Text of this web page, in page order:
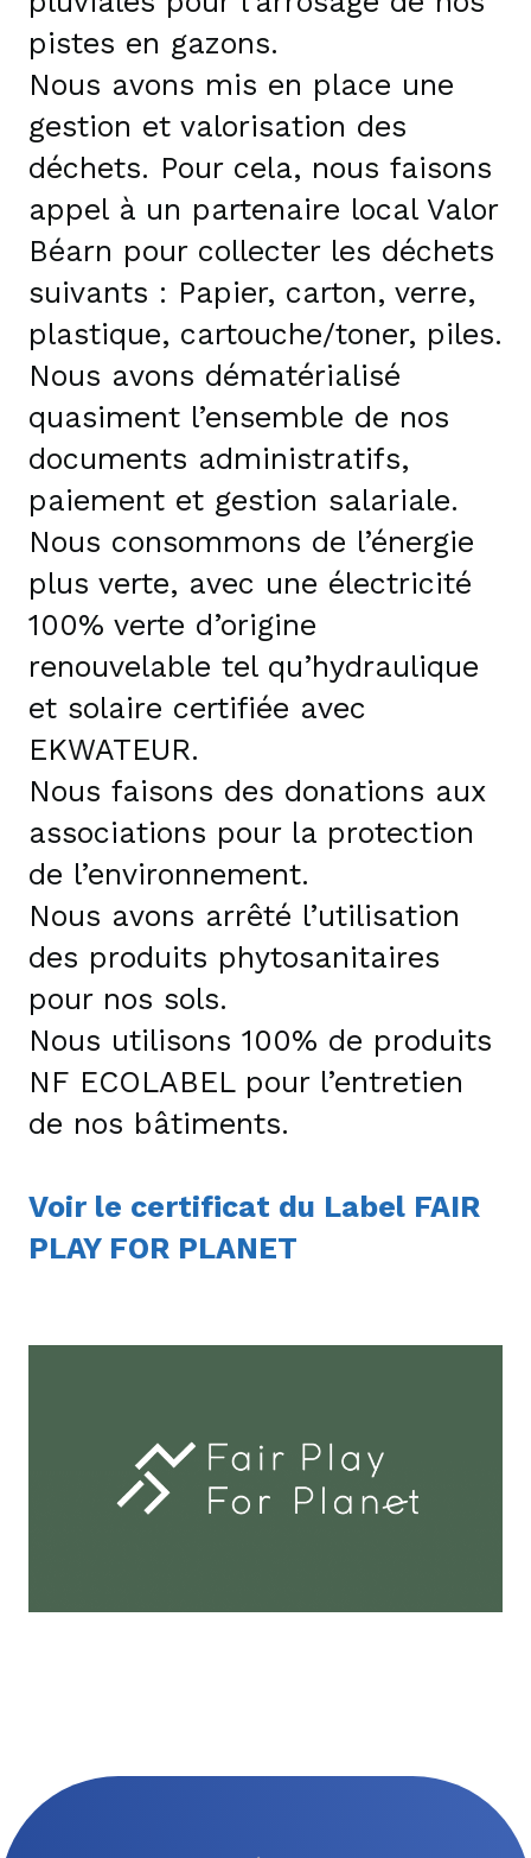
pistes en gazons.
Nous avons mis en place une
gestion et valorisation des
déchets. Pour cela, nous faisons
appel à un partenaire local Valor
Béarn pour collecter les déchets
suivants : Papier, carton, verre,
plastique, cartouche/toner, piles.
Nous avons dématérialisé
quasiment l’ensemble de nos
documents administratifs,
paiement et gestion salariale.
Nous consommons de l’énergie
plus verte, avec une électricité
100% verte d’origine
renouvelable tel qu’hydraulique
et solaire certifiée avec
EKWATEUR.
Nous faisons des donations aux
associations pour la protection
de l’environnement.
Nous avons arrêté l’utilisation
des produits phytosanitaires
pour nos sols.
Nous utilisons 100% de produits
NF ECOLABEL pour l’entretien
de nos bâtiments.
Voir le certificat du Label FAIR
PLAY FOR PLANET